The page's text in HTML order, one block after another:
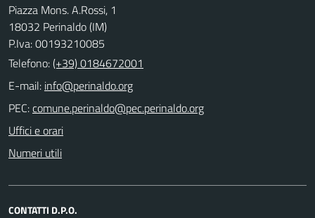
Piazza Mons. A.Rossi, 1
18032 Perinaldo (IM)
P.Iva: 00193210085
Telefono:(+39) 0184672001
E-mail:
PEC:
Uffici e orari
Numeri utili
CONTATTI D.P.O.